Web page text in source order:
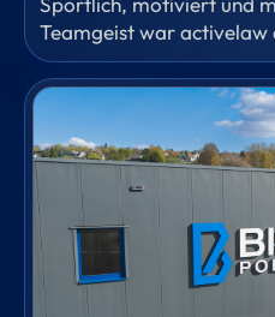
Teamgeist war activelaw
wieder beim B2Run in